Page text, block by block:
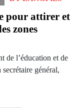
pour attirer et
zones
de l’éducation et de
général,